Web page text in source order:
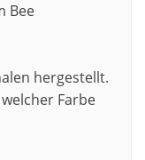
Bee
hergestellt.
Farbe